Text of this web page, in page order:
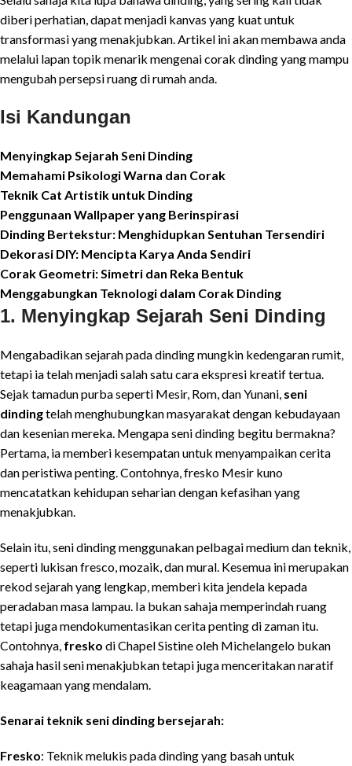
diberi perhatian, dapat menjadi kanvas yang kuat untuk
transformasi yang menakjubkan. Artikel ini akan membawa anda
melalui lapan topik menarik mengenai corak dinding yang mampu
mengubah persepsi ruang di rumah anda.
Isi Kandungan
Menyingkap Sejarah Seni Dinding
Memahami Psikologi Warna dan Corak
Teknik Cat Artistik untuk Dinding
Penggunaan Wallpaper yang Berinspirasi
Dinding Bertekstur: Menghidupkan Sentuhan Tersendiri
Dekorasi DIY: Mencipta Karya Anda Sendiri
Corak Geometri: Simetri dan Reka Bentuk
Menggabungkan Teknologi dalam Corak Dinding
1. Menyingkap Sejarah Seni Dinding
Mengabadikan sejarah pada dinding mungkin kedengaran rumit,
tetapi ia telah menjadi salah satu cara ekspresi kreatif tertua.
Sejak tamadun purba seperti Mesir, Rom, dan Yunani, seni
dindingtelah menghubungkan masyarakat dengan kebudayaan
dan kesenian mereka. Mengapa seni dinding begitu bermakna?
Pertama, ia memberi kesempatan untuk menyampaikan cerita
dan peristiwa penting. Contohnya, fresko Mesir kuno
mencatatkan kehidupan seharian dengan kefasihan yang
menakjubkan.
Selain itu, seni dinding menggunakan pelbagai medium dan teknik,
seperti lukisan fresco, mozaik, dan mural. Kesemua ini merupakan
rekod sejarah yang lengkap, memberi kita jendela kepada
peradaban masa lampau. Ia bukan sahaja memperindah ruang
tetapi juga mendokumentasikan cerita penting di zaman itu.
Contohnya, fresko di Chapel Sistine oleh Michelangelo bukan
sahaja hasil seni menakjubkan tetapi juga menceritakan naratif
keagamaan yang mendalam.
Senarai teknik seni dinding bersejarah:
Fresko: Teknik melukis pada dinding yang basah untuk